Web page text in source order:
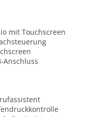
mit Touchscreen
Anschluss